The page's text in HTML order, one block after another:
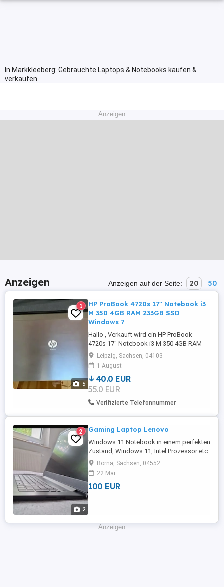
In Markkleeberg: Gebrauchte Laptops & Notebooks kaufen &
verkaufen
Anzeigen
Anzeigen Anzeigen auf der Seite: 20 50
5
1
HP ProBook 4720s 17" Notebook i3
M 350 4GB RAM 233GB SSD
Windows 7
Hallo , Verkauft wird ein HP ProBook
4720s 17" Notebook i3 M 350 4GB RAM
233GB SSD Windows 7 funktioniert
tadellos , Akku wurde schonend benutzt.
Abholung bevorzugt: Versand wäre
möglich , Kosten trägt Käufer :-)
Leipzig, Sachsen, 04103
1 August
40.0 EUR
55.0 EUR
Verifizierte Telefonnummer
2
2 Gaming Laptop Lenovo
Windows 11 Notebook in einem perfekten
Zustand, Windows 11, Intel Prozessor etc
für weitere Fragen gerne melden
Borna, Sachsen, 04552
22 Mai
100 EUR
Anzeigen